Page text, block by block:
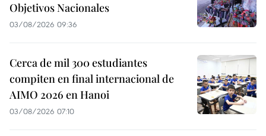
Objetivos Nacionales
03/08/2026 09:36
Cerca de mil 300 estudiantes
compiten en final internacional de
AIMO 2026 en Hanoi
03/08/2026 07:10